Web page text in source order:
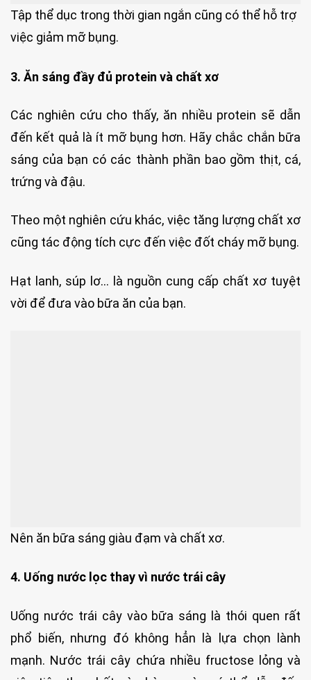
Tập thể dục trong thời gian ngắn cũng có thể hỗ trợ
việc giảm mỡ bụng.
3. Ăn sáng đầy đủ protein và chất xơ
Các nghiên cứu cho thấy, ăn nhiều protein sẽ dẫn
đến kết quả là ít mỡ bụng hơn. Hãy chắc chắn bữa
sáng của bạn có các thành phần bao gồm thịt, cá,
trứng và đậu.
Theo một nghiên cứu khác, việc tăng lượng chất xơ
cũng tác động tích cực đến việc đốt cháy mỡ bụng.
Hạt lanh, súp lơ… là nguồn cung cấp chất xơ tuyệt
vời để đưa vào bữa ăn của bạn.
Nên ăn bữa sáng giàu đạm và chất xơ.
4. Uống nước lọc thay vì nước trái cây
Uống nước trái cây vào bữa sáng là thói quen rất
phổ biến, nhưng đó không hẳn là lựa chọn lành
mạnh. Nước trái cây chứa nhiều fructose lỏng và